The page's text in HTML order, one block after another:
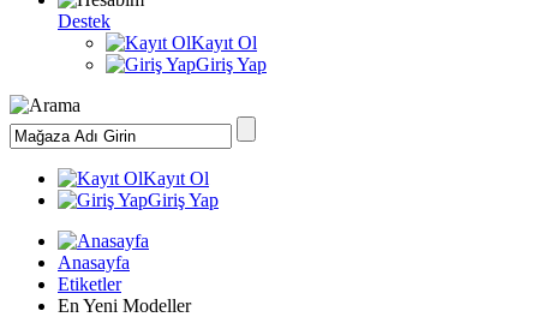
Destek
Kayıt Ol
Giriş Yap
Kayıt Ol
Giriş Yap
Anasayfa
Etiketler
En Yeni Modeller